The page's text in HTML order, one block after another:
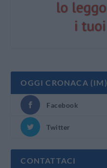
OGGI CRONACA (IM)
Facebook
Twitter
CONTATTACI